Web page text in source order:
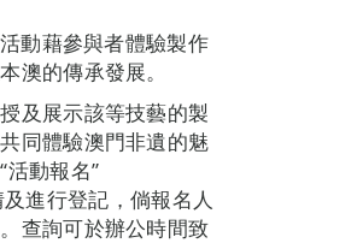
動藉參與者體驗製作
澳的傳承發展。
及展示該等技藝的製
同體驗澳門非遺的魅
動報名”
進行登記，倘報名人
查詢可於辦公時間致